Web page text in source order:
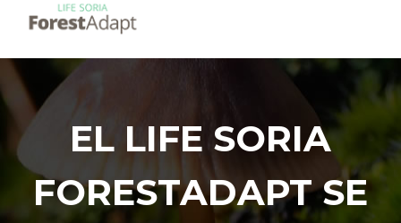
EL LIFE SORIA
FORESTADAPT SE